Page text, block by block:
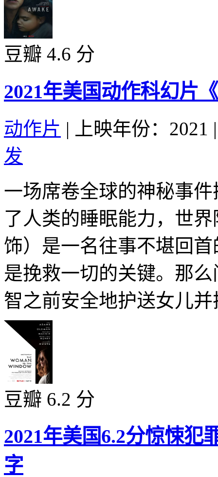
豆瓣 4.6 分
2021年美国动作科幻片
动作片 | 上映年份：2021 |
发
一场席卷全球的神秘事
了人类的睡眠能力，世
饰）是一名往事不堪回
是挽救一切的关键。那
智之前安全地护送女儿
豆瓣 6.2 分
2021年美国6.2分惊悚犯
字